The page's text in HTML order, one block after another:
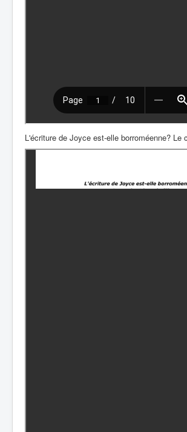
L'écriture de Joyce est-elle borroméenne? Le